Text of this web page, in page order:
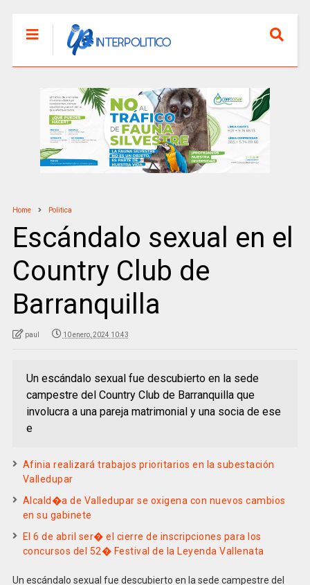
Home Politica
Escándalo sexual en el
Country Club de
Barranquilla
paul 10 enero, 2024 10:43
Un escándalo sexual fue descubierto en la sede
campestre del Country Club de Barranquilla que
involucra a una pareja matrimonial y una socia de ese
e
Afinia realizará trabajos prioritarios en la subestación
Valledupar
Alcald�a de Valledupar se oxigena con nuevos cambios
en su gabinete
El 6 de abril ser� el cierre de inscripciones para los
concursos del 52� Festival de la Leyenda Vallenata
Un escándalo sexual fue descubierto en la sede campestre del